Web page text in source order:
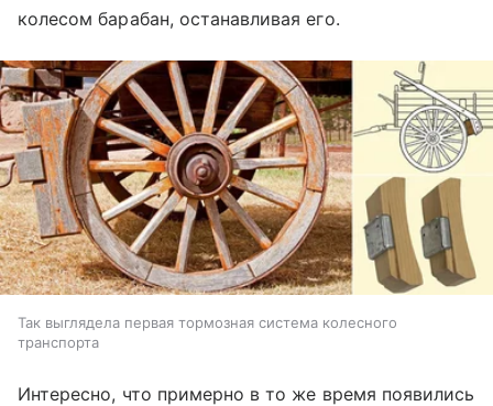
колесом барабан, останавливая его.
Так выглядела первая тормозная система колесного
транспорта
Интересно, что примерно в то же время появились